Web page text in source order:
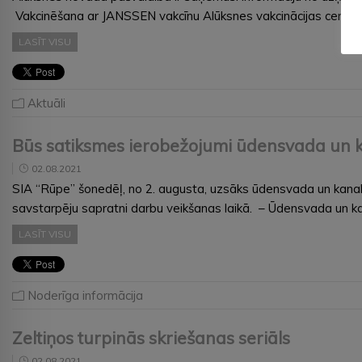
Vakcinēšana ar JANSSEN vakcīnu Alūksnes vakcinācijas
LASĪT VISU
Aktuāli
Būs satiksmes ierobežojumi ūdensvada un
02.08.2021
SIA “Rūpe” šonedēļ, no 2. augusta, uzsāks ūdensvada un
savstarpēju sapratni darbu veikšanas laikā. – Ūdensvada un
LASĪT VISU
Noderīga informācija
Zeltiņos turpinās skriešanas seriāls